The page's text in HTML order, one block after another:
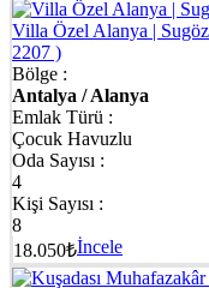
Villa Özel Alanya |
2207 )
Bölge :
Antalya / Alanya
Emlak Türü :
Çocuk Havuzlu
Oda Sayısı :
4
Kişi Sayısı :
8
18.050₺İncele